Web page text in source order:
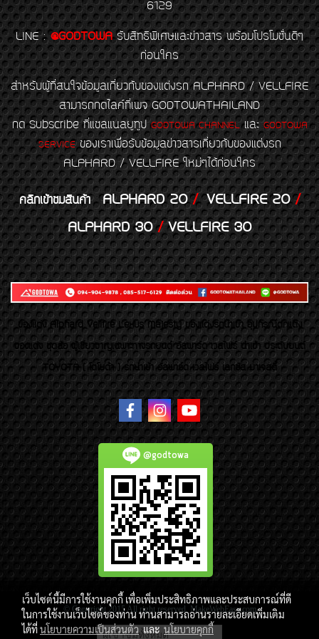
6129
LINE : @GODTOWA รับสิทธิพิเศษและข่าวสาร พร้อมโปรโมชั่นดีๆ
ก่อนใคร
สำหรับผู้ที่สนใจข้อมูลเกี่ยวกับของแต่งรถ ALPHARD / VELLFIRE
สามารถกดไลค์ที่เพจ GODTOWATHAILAND
กด Subscribe ที่แชลแนลยูทูปGODTOWA CHANNELและGODTOWA
SERVICEของเราเพื่อรับข้อมูลข่าวสารเกี่ยวกับของแต่งรถ
ALPHARD / VELLFIRE ใหม่ๆได้ก่อนใคร
คลิกเข้าชมสินค้า ALPHARD 20/VELLFIRE 20/
ALPHARD 30/VELLFIRE 30
ของเเต่ง Alphard Vellfire Lexus Majesty ของเเต่งรถนำเข้า อุปกรณ์ตกแต่ง
ของแต่ง ชุดล้อ ผู้เชี่ยวชาญเฉพาะทางรถยนต์ อัลพาร์ด เวลไฟร์ นำเข้า ประดับยนต์
TOYOTA ( โตโยต้า ) รถนำเข้า อัลพาร์ด เวลไฟร์ เลกซัส มาเจสตี้
@godtowa
© Copyright 2015 All right reserved. MakeWebEasy.com
ผู้เข้าชมวันนี้ 4,530
เว็บไซต์นี้มีการใช้งานคุกกี้ เพื่อเพิ่มประสิทธิภาพและประสบการณ์ที่ดี
ในการใช้งานเว็บไซต์ของท่าน ท่านสามารถอ่านรายละเอียดเพิ่มเติม
ได้ที่นโยบายความเป็นส่วนตัวและนโยบายคุกกี้